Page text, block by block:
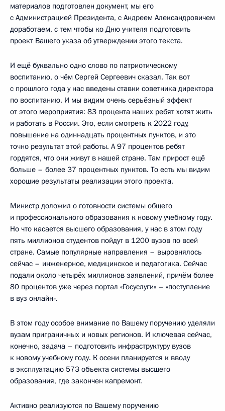
материалов подготовлен документ, мы его
с Администрацией Президента, с Андреем Александровичем
доработаем, с тем чтобы ко Дню учителя подготовить
проект Вашего указа об утверждении этого текста.
И ещё буквально одно слово по патриотическому
воспитанию, о чём Сергей Сергеевич сказал. Так вот
с прошлого года у нас введены ставки советника директора
по воспитанию. И мы видим очень серьёзный эффект
от этого мероприятия: 83 процента наших ребят хотят жить
и работать в России. Это, если смотреть к 2022 году,
повышение на одиннадцать процентных пунктов, и это
точно результат этой работы. А 97 процентов ребят
гордятся, что они живут в нашей стране. Там прирост ещё
больше – более 37 процентных пунктов. То есть мы видим
хорошие результаты реализации этого проекта.
Министр доложил о готовности системы общего
и профессионального образования к новому учебному году.
Но что касается высшего образования, у нас в этом году
пять миллионов студентов пойдут в 1200 вузов по всей
стране. Самые популярные направления – выровнялось
сейчас – инженерное, медицинское и педагогика. Сейчас
подали около четырёх миллионов заявлений, причём более
80 процентов уже через портал «Госуслуги» – «поступление
в вуз онлайн».
В этом году особое внимание по Вашему поручению уделяли
вузам приграничных и новых регионов. И ключевая сейчас,
конечно, задача – подготовить инфраструктуру вузов
к новому учебному году. К осени планируется к вводу
в эксплуатацию 573 объекта системы высшего
образования, где закончен капремонт.
Активно реализуются по Вашему поручению